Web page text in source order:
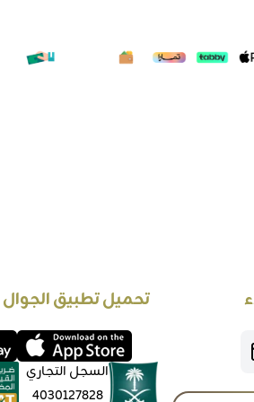
تحميل تطبيق
السجل التجاري
4030127828